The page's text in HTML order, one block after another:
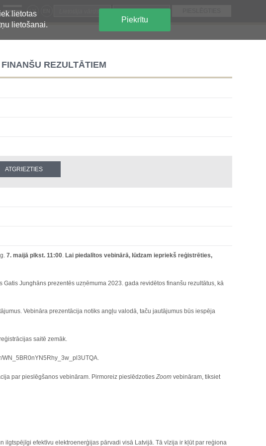
lietotas
lietošanai.
Piekrītu
LV
REZULTĀTIEM
7. maijā plkst. 11:00. Lai piedalītos vebinārā, lūdzam iepriekš reģistrēties,
Junghāns prezentēs uzņēmuma 2023. gada revidētos finanšu rezultātus, kā
Vebināra prezentācija notiks angļu valodā, taču jautājumus būs iespēja
saitē zemāk.
WN_5BR0nYN5Rhy_3w_pl3UTQA.
par pieslēgšanos vebināram. Pirmoreiz pieslēdzotiesZoom vebināram, tiksiet
efektīvu elektroenerģijas pārvadi visā Latvijā. Tā vīzija ir kļūt par reģiona